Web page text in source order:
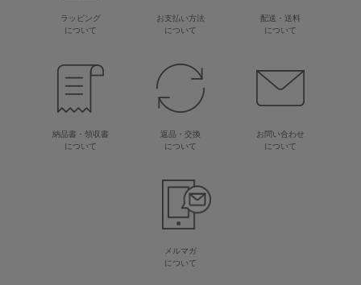
ラッピング
について
お支払い方法
について
配送・送料
について
納品書・領収書
について
返品・交換
について
お問い合わせ
について
メルマガ
について